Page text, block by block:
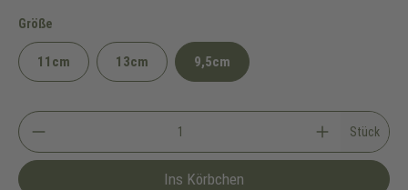
Größeauswählen
11cm 13cm 9,5cm
Stück
Ins Körbchen